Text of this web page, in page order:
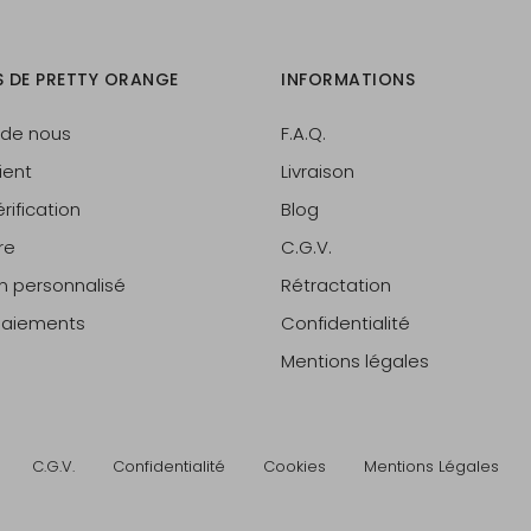
DE PRETTY ORANGE
nous
personnalisé
INFORMATIONS
F.A.Q.
Livraison
Blog
C.G.V.
Rétractation
Confidentialité
Mentions légales
C.G.V. Confidentialité Cookies Mentions Légales